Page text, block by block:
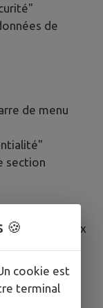
de
de menu
section
horizontaux
de
🍪
cookie est
terminal